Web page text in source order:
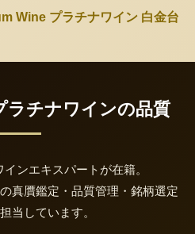
Wine プラチナワイン 白金台
ラチナワインの品質
ンエキスパートが在籍。
真贋鑑定・品質管理・銘柄選定
当しています。